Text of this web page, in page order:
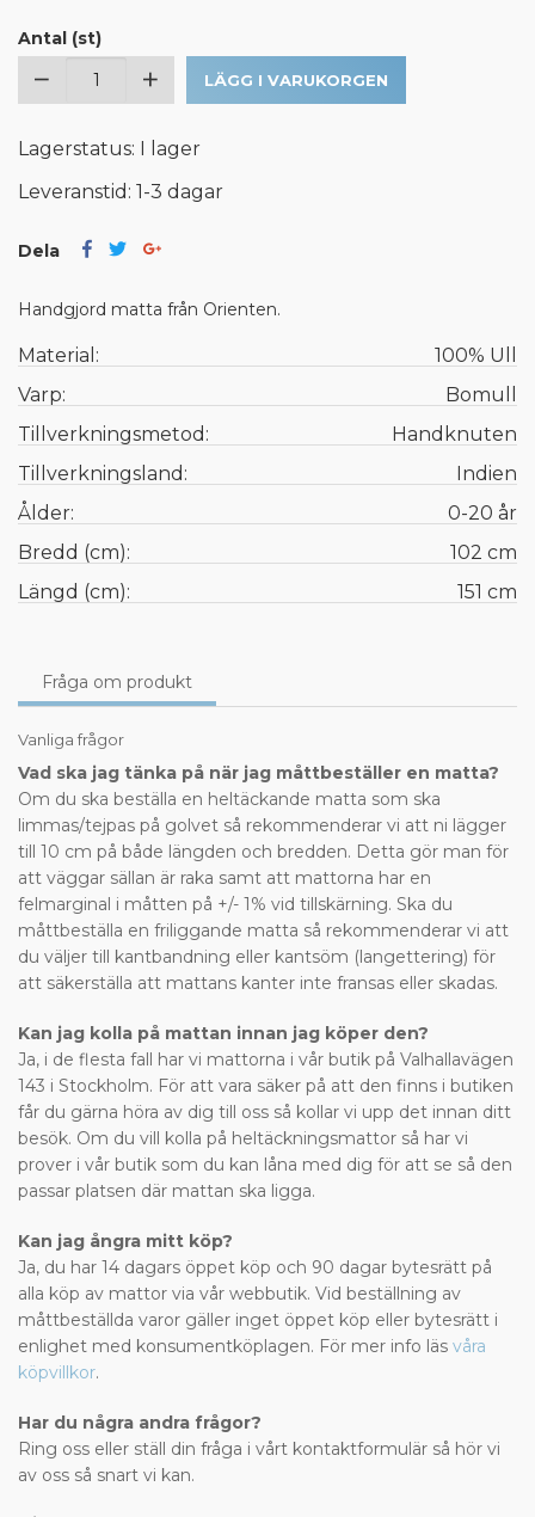
Antal (st)
LÄGG I VARUKORGEN
Lagerstatus: I lager
Leveranstid: 1-3 dagar
Dela
Handgjord matta från Orienten.
Material:
100% Ull
Varp:
Bomull
Tillverkningsmetod:
Handknuten
Tillverkningsland:
Indien
Ålder:
0-20 år
Bredd (cm):
102 cm
Längd (cm):
151 cm
Fråga om produkt
Vanliga frågor
Vad ska jag tänka på när jag måttbeställer en matta?
Om du ska beställa en heltäckande matta som ska
limmas/tejpas på golvet så rekommenderar vi att ni lägger
till 10 cm på både längden och bredden. Detta gör man för
att väggar sällan är raka samt att mattorna har en
felmarginal i måtten på +/- 1% vid tillskärning. Ska du
måttbeställa en friliggande matta så rekommenderar vi att
du väljer till kantbandning eller kantsöm (langettering) för
att säkerställa att mattans kanter inte fransas eller skadas.
Kan jag kolla på mattan innan jag köper den?
Ja, i de flesta fall har vi mattorna i vår butik på Valhallavägen
143 i Stockholm. För att vara säker på att den finns i butiken
får du gärna höra av dig till oss så kollar vi upp det innan ditt
besök. Om du vill kolla på heltäckningsmattor så har vi
prover i vår butik som du kan låna med dig för att se så den
passar platsen där mattan ska ligga.
Kan jag ångra mitt köp?
Ja, du har 14 dagars öppet köp och 90 dagar bytesrätt på
alla köp av mattor via vår webbutik. Vid beställning av
måttbeställda varor gäller inget öppet köp eller bytesrätt i
enlighet med konsumentköplagen. För mer info läs våra
köpvillkor.
Har du några andra frågor?
Ring oss eller ställ din fråga i vårt kontaktformulär så hör vi
av oss så snart vi kan.